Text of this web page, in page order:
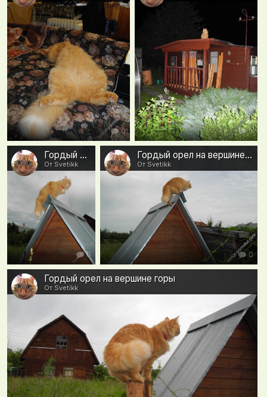
0 0
Гордый орел на вершине горы
От Svetikk
0
Гордый орел на вершине горы - вид сзади:)
От Svetikk
0
Гордый орел на вершине горы
От Svetikk